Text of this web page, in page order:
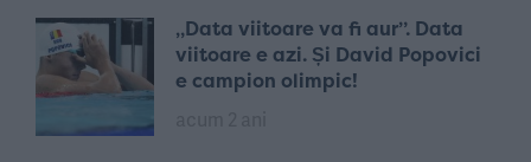
„Data viitoare va fi aur”. Data
viitoare e azi. Și David Popovici
e campion olimpic!